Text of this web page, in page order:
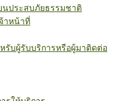
นประสบภัยธรรมชาติ
าหน้าที่
รับผู้รับบริการหรือผู้มาติดต่อ